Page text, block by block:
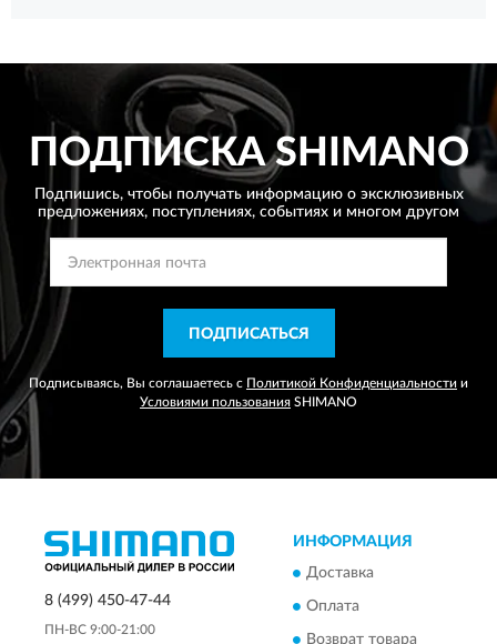
ПОДПИСКАSHIMANO
Подпишись, чтобы получать информацию о эксклюзивных
предложениях, поступлениях, событиях и многом другом
ПОДПИСАТЬСЯ
Подписываясь, Вы соглашаетесь с Политикой Конфиденциальности и
Условиями пользования SHIMANO
8 (499) 450-47-44
ПН-ВС 9:00-21:00
ИНФОРМАЦИЯ
Доставка
Оплата
Возврат товара